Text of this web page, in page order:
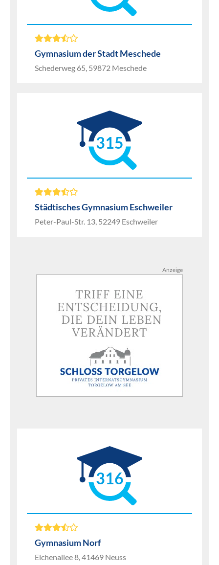
Gymnasium der Stadt Meschede
Schederweg 65, 59872 Meschede
315
Städtisches Gymnasium Eschweiler
Peter-Paul-Str. 13, 52249 Eschweiler
Anzeige
316
Gymnasium Norf
Eichenallee 8, 41469 Neuss